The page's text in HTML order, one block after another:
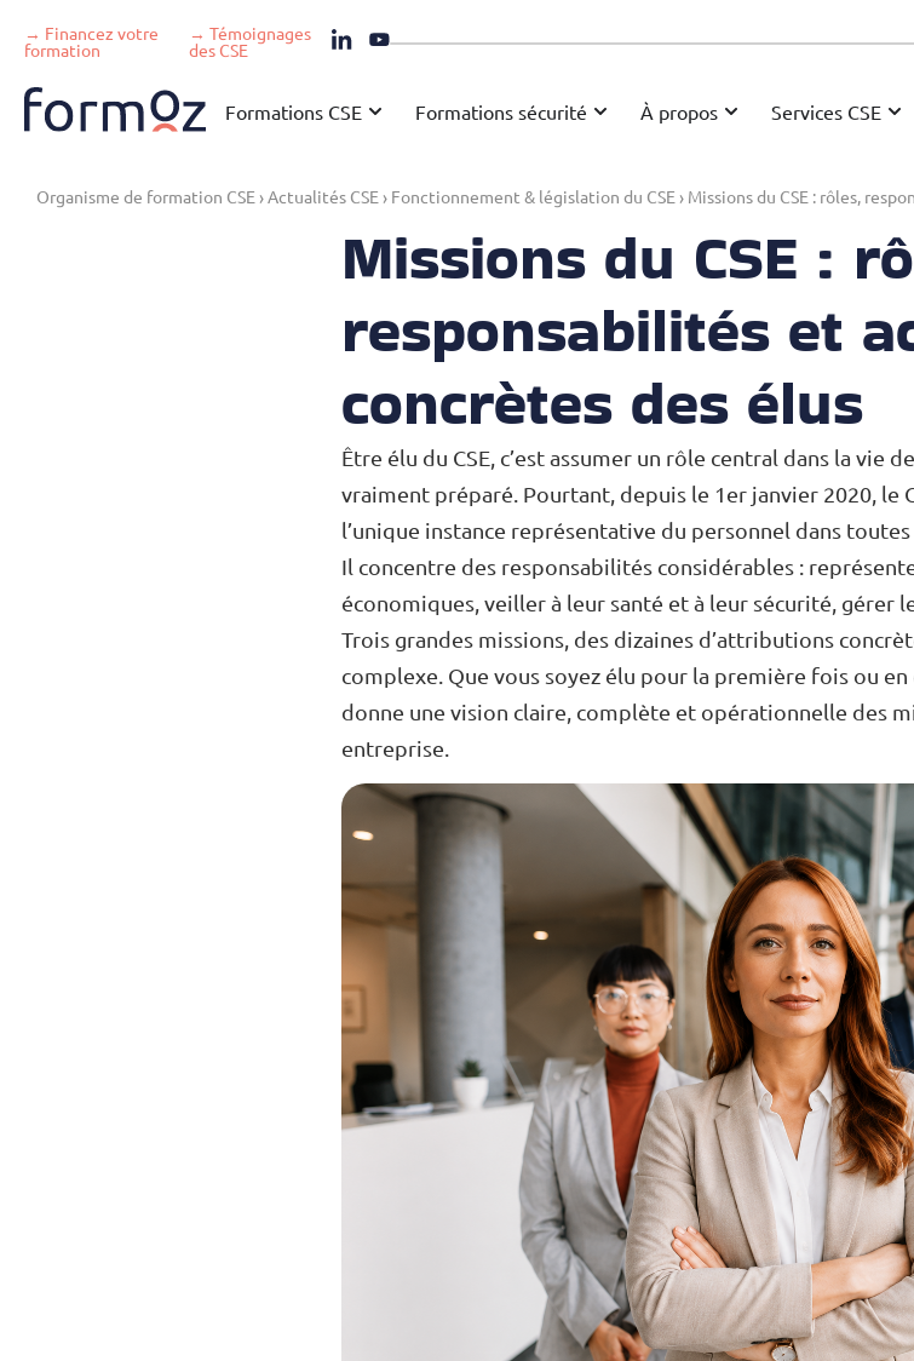
→ Financez votre
formation
→ Témoignages
des CSE
Formations CSE Formations sécurité À propos Services CSE
Organisme de formation CSE › Actualités CSE › Fonctionnement & législation du CSE › Missions du CSE : rôles,
Missions du CSE :
responsabilités et
concrètes des élus
Être élu du CSE, c’est assumer un rôle central dans la vie
vraiment préparé. Pourtant, depuis le 1er janvier 2020, le
l’unique instance représentative du personnel dans toutes
Il concentre des responsabilités considérables :
économiques, veiller à leur santé et à leur sécurité, gérer
Trois grandes missions, des dizaines d’attributions
complexe. Que vous soyez élu pour la première fois ou
donne une vision claire, complète et opérationnelle des
entreprise.